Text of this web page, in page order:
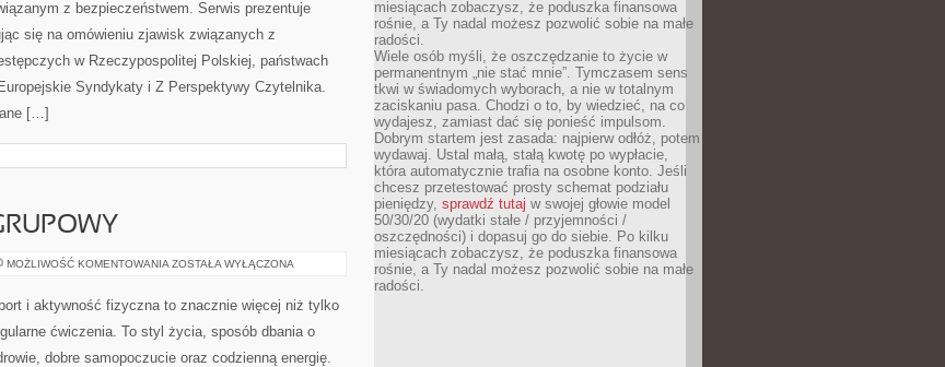
z bezpieczeństwem. Serwis prezentuje
się na omówieniu zjawisk związanych z
w Rzeczypospolitej Polskiej, państwach
Syndykaty i Z Perspektywy Czytelnika.
[…]
MOŻLIWOŚĆ KOMENTOWANIA AEROBIK
GRUPOWY
ZOSTAŁA WYŁĄCZONA
i aktywność fizyczna to znacznie więcej niż tylko
ćwiczenia. To styl życia, sposób dbania o
dobre samopoczucie oraz codzienną energię.
miesiącach zobaczysz, że poduszka finansowa
rośnie, a Ty nadal możesz pozwolić sobie na małe
radości.
Wiele osób myśli, że oszczędzanie to życie w
permanentnym „nie stać mnie”. Tymczasem sens
tkwi w świadomych wyborach, a nie w totalnym
zaciskaniu pasa. Chodzi o to, by wiedzieć, na co
wydajesz, zamiast dać się ponieść impulsom.
Dobrym startem jest zasada: najpierw odłóż, potem
wydawaj. Ustal małą, stałą kwotę po wypłacie,
która automatycznie trafia na osobne konto. Jeśli
chcesz przetestować prosty schemat podziału
pieniędzy, sprawdź tutaj w swojej głowie model
50/30/20 (wydatki stałe / przyjemności /
oszczędności) i dopasuj go do siebie. Po kilku
miesiącach zobaczysz, że poduszka finansowa
rośnie, a Ty nadal możesz pozwolić sobie na małe
radości.